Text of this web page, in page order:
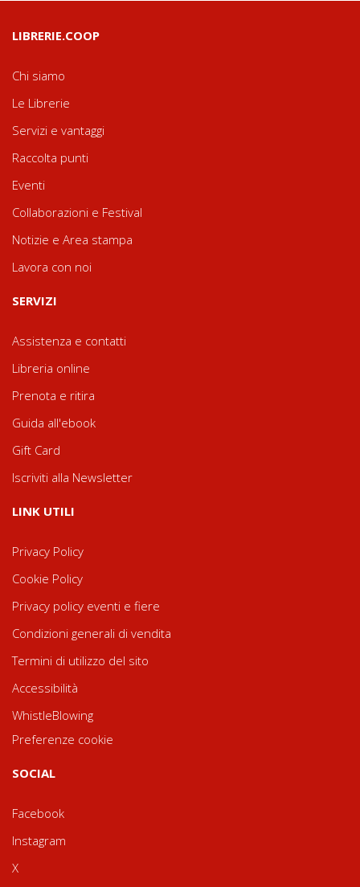
LIBRERIE.COOP
Chi siamo
Le Librerie
Servizi e vantaggi
Raccolta punti
Eventi
Collaborazioni e Festival
Notizie e Area stampa
Lavora con noi
SERVIZI
Assistenza e contatti
Libreria online
Prenota e ritira
Guida all'ebook
Gift Card
Iscriviti alla Newsletter
LINK UTILI
Privacy Policy
Cookie Policy
Privacy policy eventi e fiere
Condizioni generali di vendita
Termini di utilizzo del sito
Accessibilità
WhistleBlowing
Preferenze cookie
SOCIAL
Facebook
Instagram
X